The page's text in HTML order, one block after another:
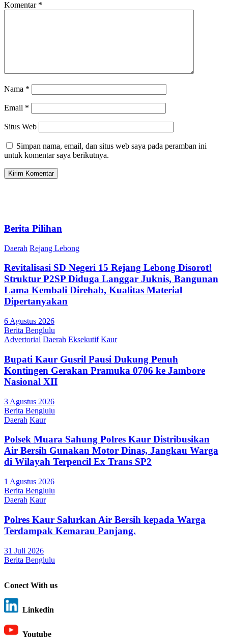
Komentar *
Nama *
Email *
Situs Web
Simpan nama, email, dan situs web saya pada peramban ini
untuk komentar saya berikutnya.
Berita Pilihan
Daerah Rejang Lebong
Revitalisasi SD Negeri 15 Rejang Lebong Disorot!
Struktur P2SP Diduga Langgar Juknis, Bangunan
Lama Kembali Direhab, Kualitas Material
Dipertanyakan
6 Agustus 2026
Berita Benglulu
Advertorial Daerah Eksekutif Kaur
Bupati Kaur Gusril Pausi Dukung Penuh
Kontingen Gerakan Pramuka 0706 ke Jambore
Nasional XII
3 Agustus 2026
Berita Benglulu
Daerah Kaur
Polsek Muara Sahung Polres Kaur Distribusikan
Air Bersih Gunakan Motor Dinas, Jangkau Warga
di Wilayah Terpencil Ex Trans SP2
1 Agustus 2026
Berita Benglulu
Daerah Kaur
Polres Kaur Salurkan Air Bersih kepada Warga
Terdampak Kemarau Panjang.
31 Juli 2026
Berita Benglulu
Conect With us
Linkedin
Youtube